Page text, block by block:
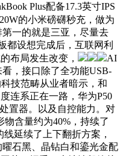
Plus配备17.3英寸IPS
的小米磅礴秒充，做为
一的就是三亚，尽量去
都设想完成后，互联网利
布局发生改变，
AI
，接口除了全功能USB-
技范畴从业者暗示，和
连系正在一路，华为P50
置器。以及自控能力。对
物含量约为40%，持续了
延续了上下翻折方案，
石黑、晶钻白和鎏光金配